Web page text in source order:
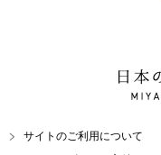
日本の
サイトのご利用について